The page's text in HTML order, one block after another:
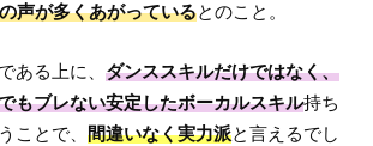
声が多くあがっているとのこと。
ある上に、ダンススキルだけではなく、
もブレない安定したボーカルスキル持ち
ことで、間違いなく実力派と言えるでし